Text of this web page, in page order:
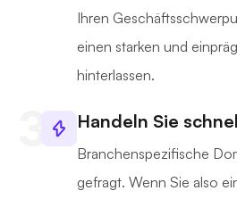
Ihren
einen starken und
hinterlassen.
Handeln Sie
Branchenspezifische
gefragt. Wenn Sie also